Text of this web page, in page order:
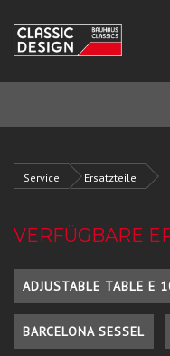
Service Ersatzteile
VERFÜGBARE
ADJUSTABLE TABLE E
BARCELONA SESSEL